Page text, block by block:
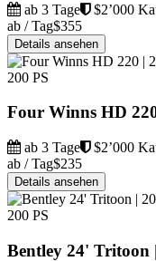
ab 3 Tage
$2’000
ab / Tag$355
Details ansehen
200 PS
Four Winns HD
ab 3 Tage
$2’000
ab / Tag$235
Details ansehen
200 PS
Bentley 24' Tritoon